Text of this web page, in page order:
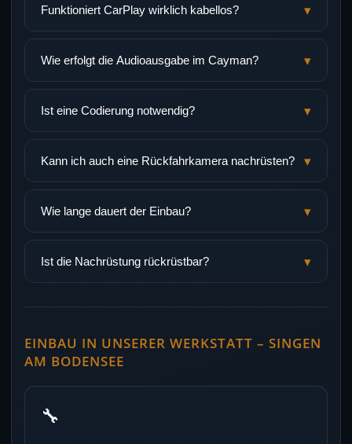
Funktioniert CarPlay wirklich kabellos? ▾
Wie erfolgt die Audioausgabe im Cayman? ▾
Ist eine Codierung notwendig? ▾
Kann ich auch eine Rückfahrkamera nachrüsten? ▾
Wie lange dauert der Einbau? ▾
Ist die Nachrüstung rückrüstbar? ▾
EINBAU IN UNSERER WERKSTATT – SINGEN
AM BODENSEE
🔧